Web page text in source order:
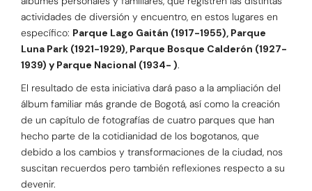
actividades de diversión y encuentro, en estos lugares en
específico: Parque Lago Gaitán (1917-1955), Parque
Luna Park (1921-1929), Parque Bosque Calderón (1927-
1939) y Parque Nacional (1934- ).
El resultado de esta iniciativa dará paso a la ampliación del
álbum familiar más grande de Bogotá, así como la creación
de un capítulo de fotografías de cuatro parques que han
hecho parte de la cotidianidad de los bogotanos, que
debido a los cambios y transformaciones de la ciudad, nos
suscitan recuerdos pero también reflexiones respecto a su
devenir.